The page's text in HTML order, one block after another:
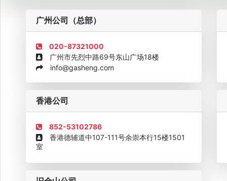
企业诚信AAAAA奖牌2015 欧美澳最具价值品牌移民机构
广州公司（总部）
020-87321000
广州市先烈中路69号东山广场18楼
info@gasheng.com
香港公司
852-53102786
香港德辅道中107-111号余崇本行15楼1501
室